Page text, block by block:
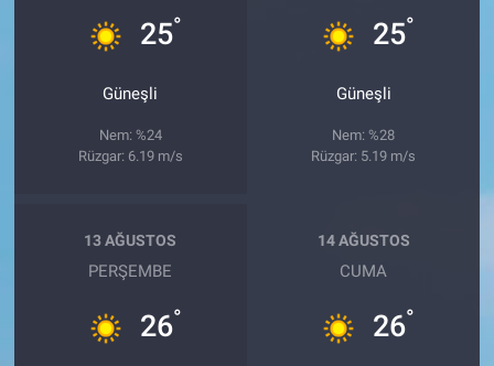
25°
Güneşli
Nem: %24
Rüzgar: 6.19 m/s
25°
Güneşli
Nem: %28
Rüzgar: 5.19 m/s
13 AĞUSTOS
PERŞEMBE
26°
14 AĞUSTOS
CUMA
26°